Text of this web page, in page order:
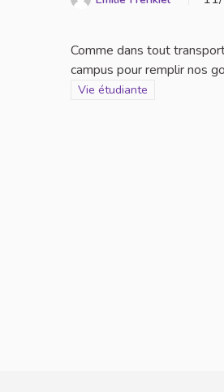
Comme dans tout
campus pour remplir nos
Filtrer les résultats de la
Vie étudiante